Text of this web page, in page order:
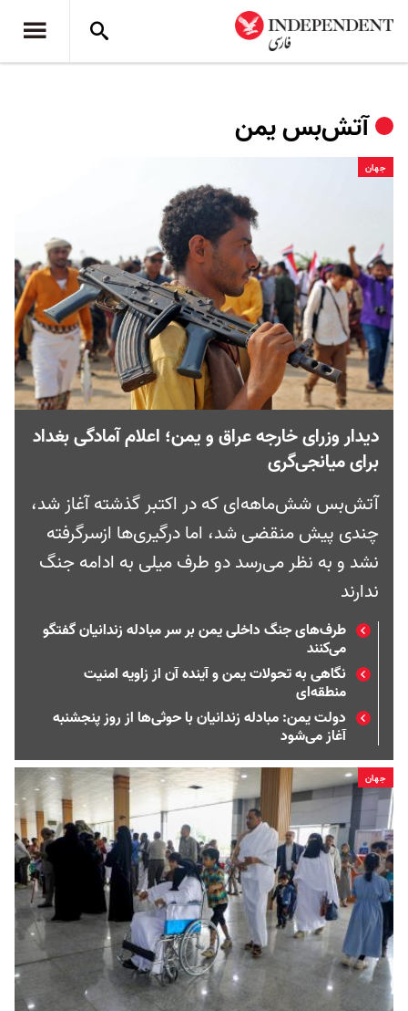
آتش‌بس یمن
جهان
دیدار وزرای خارجه عراق و یمن؛ اعلام آمادگی بغداد
برای میانجی‌گری
آتش‌بس شش‌ماهه‌ای که در اکتبر گذشته آغاز شد،
چندی پیش منقضی شد، اما درگیری‌ها ازسرگرفته
نشد و به نظر می‌رسد دو طرف میلی به ادامه جنگ
ندارند
طرف‌های جنگ داخلی یمن بر سر مبادله زندانیان گفتگو
می‌کنند
نگاهی به تحولات یمن و آینده آن از زاویه امنیت
منطقه‌ای
دولت یمن: مبادله زندانیان با حوثی‌ها از روز پنجشنبه
آغاز می‌شود
جهان